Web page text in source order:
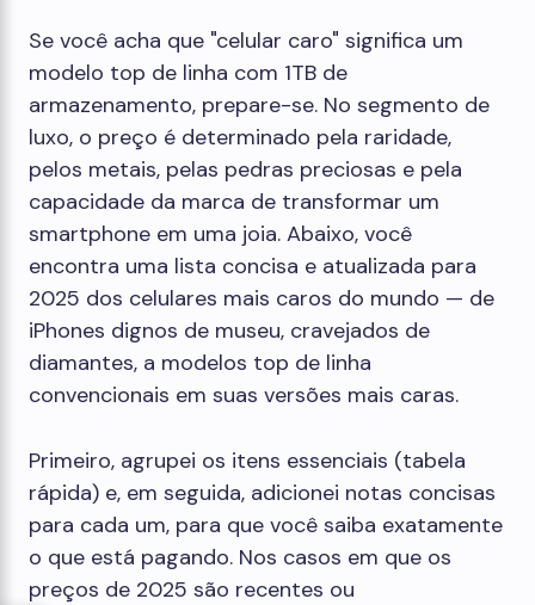
Se você acha que "celular caro" significa um
modelo top de linha com 1TB de
armazenamento, prepare-se. No segmento de
luxo, o preço é determinado pela raridade,
pelos metais, pelas pedras preciosas e pela
capacidade da marca de transformar um
smartphone em uma joia. Abaixo, você
encontra uma lista concisa e atualizada para
2025 dos celulares mais caros do mundo — de
iPhones dignos de museu, cravejados de
diamantes, a modelos top de linha
convencionais em suas versões mais caras.
Primeiro, agrupei os itens essenciais (tabela
rápida) e, em seguida, adicionei notas concisas
para cada um, para que você saiba exatamente
o que está pagando. Nos casos em que os
preços de 2025 são recentes ou